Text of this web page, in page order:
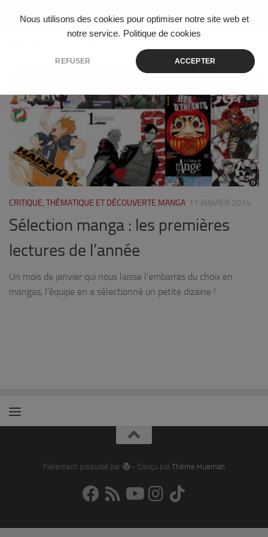
Nous utilisons des cookies pour optimiser notre site web et
notre service. Politique de cookies
REFUSER ACCEPTER
Skip to content
CRITIQUE, THÉMATIQUE ET DÉCOUVERTE MANGA 11 JANVIER 2014
Sélection manga : les premières
lectures de l’année
Un mois de janvier qui nous laisse l’embarras du choix en
mangas, l’équipe en a sélectionné un petite dizaine !
Fièrement propulsé par - Conçu par Thème Hueman